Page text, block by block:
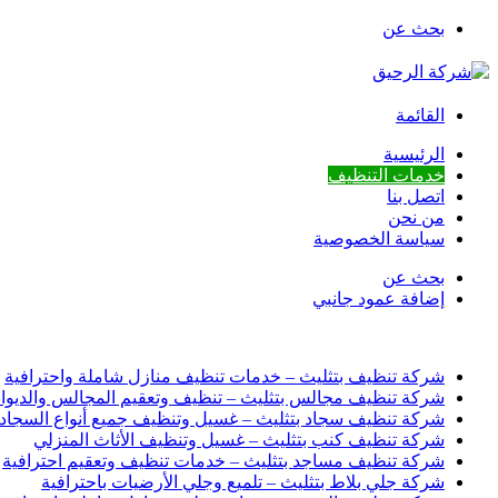
بحث عن
القائمة
الرئيسية
خدمات التنظيف
اتصل بنا
من نحن
سياسة الخصوصية
بحث عن
إضافة عمود جانبي
شركة تنظيف بتثليث – خدمات تنظيف منازل شاملة واحترافية
شركة تنظيف مجالس بتثليث – تنظيف وتعقيم المجالس
شركة تنظيف سجاد بتثليث – غسيل وتنظيف جميع أنواع السجاد
شركة تنظيف كنب بتثليث – غسيل وتنظيف الأثاث المنزلي
شركة تنظيف مساجد بتثليث – خدمات تنظيف وتعقيم احترافية
شركة جلي بلاط بتثليث – تلميع وجلي الأرضيات باحترافية